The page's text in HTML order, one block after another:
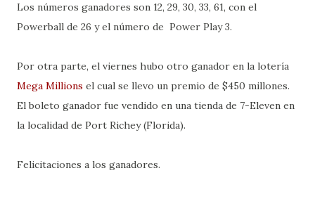
Los números ganadores son 12, 29, 30, 33, 61, con el
Powerball de 26 y el número de Power Play 3.
Por otra parte, el viernes hubo otro ganador en la lotería
Mega Millions el cual se llevo un premio de $450 millones.
El boleto ganador fue vendido en una tienda de 7-Eleven en
la localidad de Port Richey (Florida).
Felicitaciones a los ganadores.